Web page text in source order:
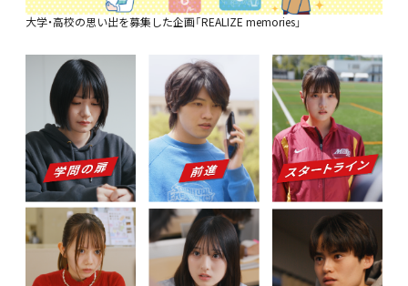
大学・高校の思い出を募集した企画「REALIZE memories」